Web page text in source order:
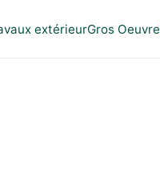
extérieurGros Oeuvre